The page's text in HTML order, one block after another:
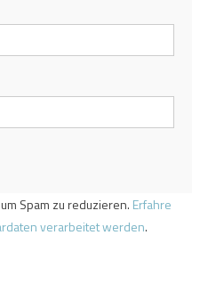
Spam zu reduzieren. Erfahre
verarbeitet werden.